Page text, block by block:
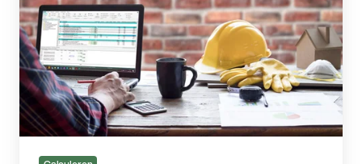
voor
de
bouw